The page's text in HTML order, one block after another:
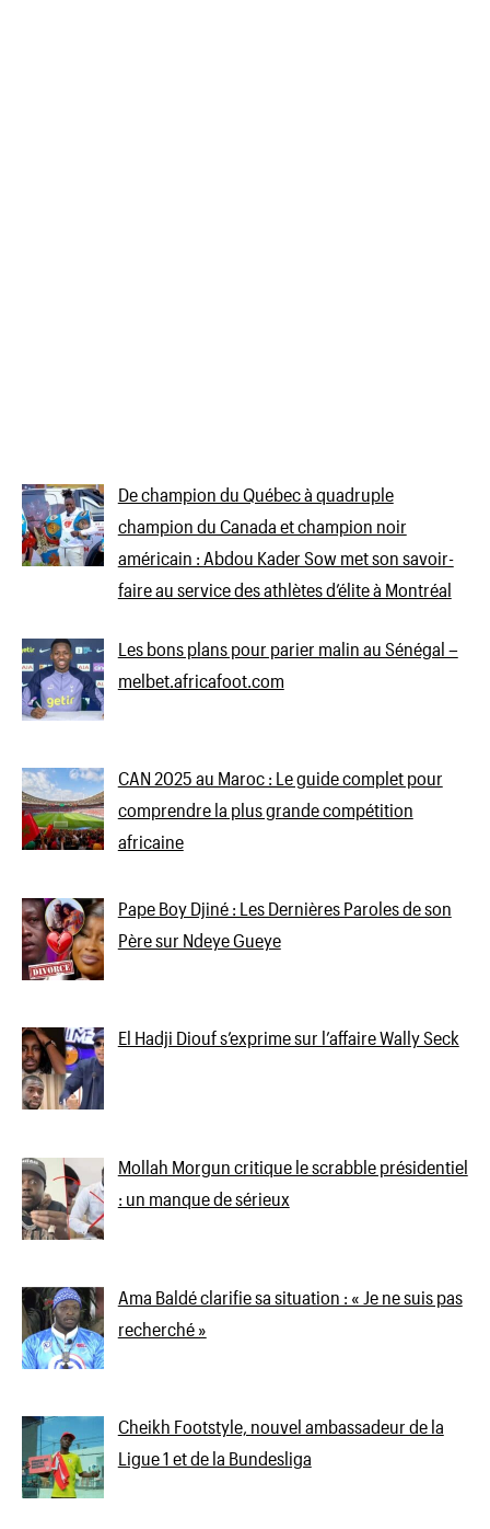
De champion du Québec à quadruple
champion du Canada et champion noir
américain : Abdou Kader Sow met son savoir-
faire au service des athlètes d’élite à Montréal
Les bons plans pour parier malin au Sénégal –
melbet.africafoot.com
CAN 2025 au Maroc : Le guide complet pour
comprendre la plus grande compétition
africaine
Pape Boy Djiné : Les Dernières Paroles de son
Père sur Ndeye Gueye
El Hadji Diouf s’exprime sur l’affaire Wally Seck
Mollah Morgun critique le scrabble présidentiel
: un manque de sérieux
Ama Baldé clarifie sa situation : « Je ne suis pas
recherché »
Cheikh Footstyle, nouvel ambassadeur de la
Ligue 1 et de la Bundesliga